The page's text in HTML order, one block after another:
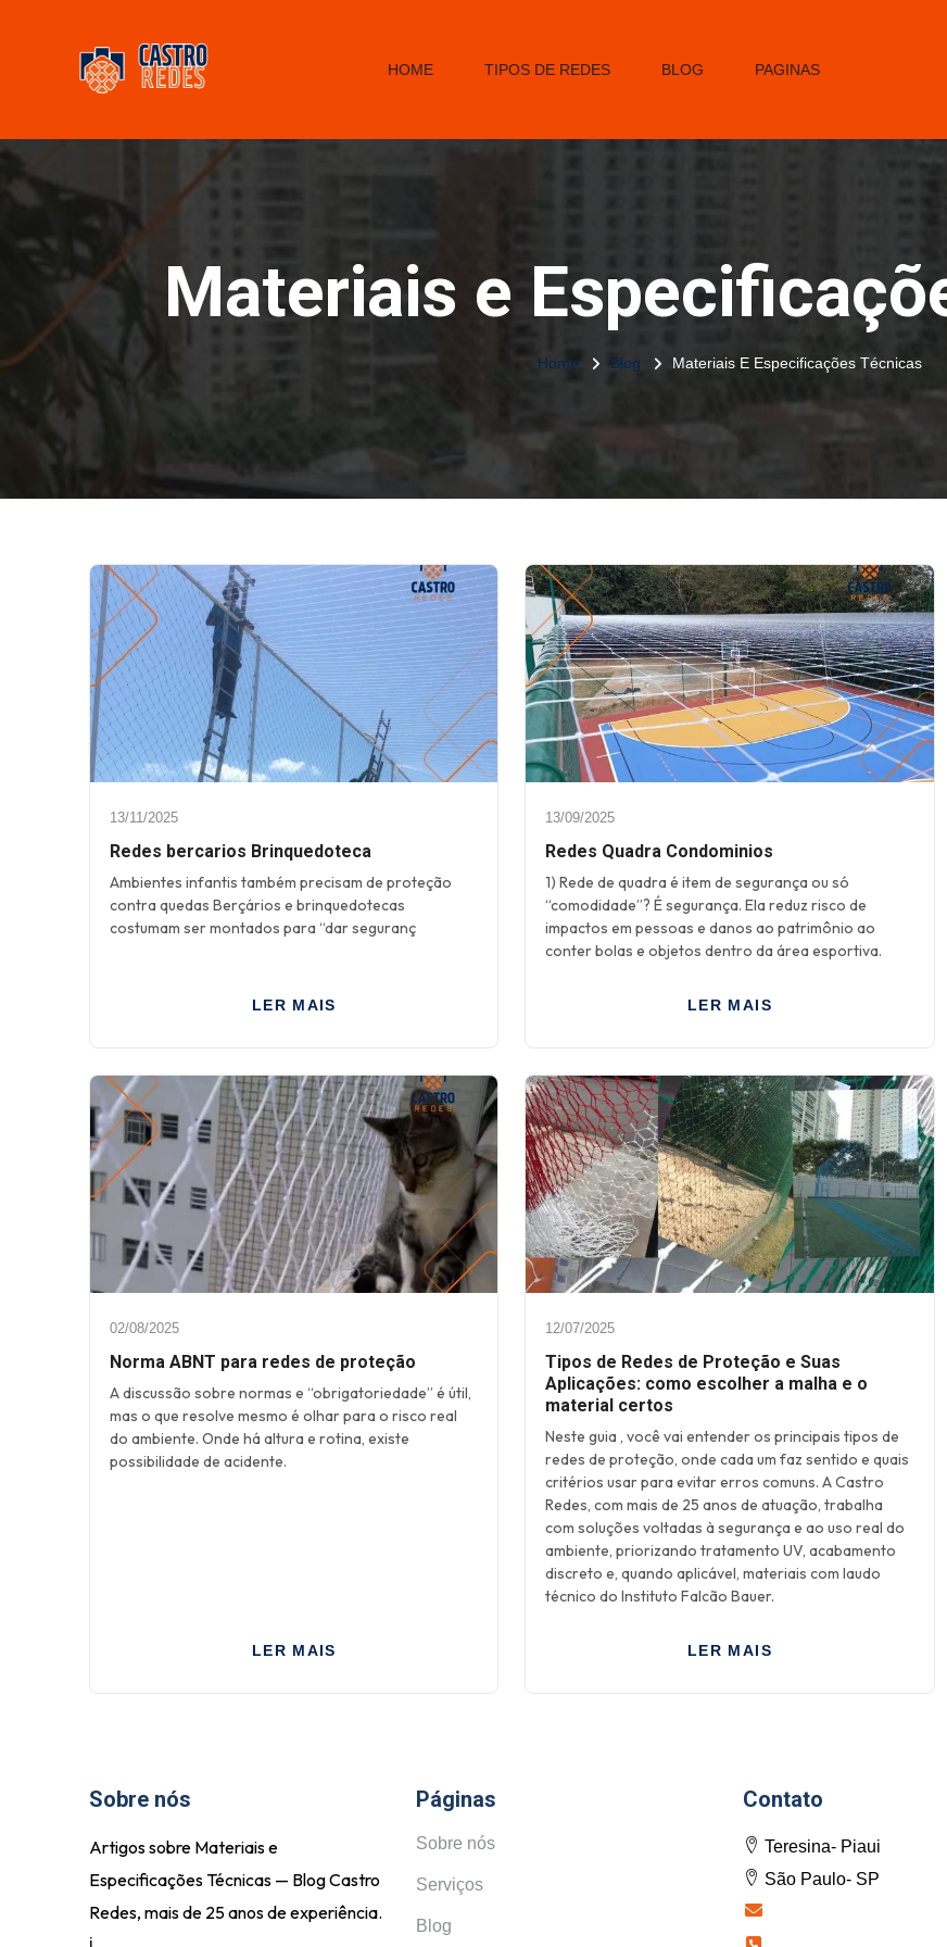
HOME TIPOS DE REDES BLOG PAGINAS
Materiais e
Home Blog Materiais E Especificações Técnicas
13/11/2025
Redes bercarios Brinquedoteca
Ambientes infantis também precisam de proteção
contra quedas Berçários e brinquedotecas
costumam ser montados para “dar seguranç
LER MAIS
13/09/2025
Redes Quadra Condominios
1) Rede de quadra é item de segurança ou só
“comodidade”? É segurança. Ela reduz risco de
impactos em pessoas e danos ao patrimônio ao
conter bolas e objetos dentro da área esportiva.
LER MAIS
02/08/2025
Norma ABNT para redes de proteção
A discussão sobre normas e “obrigatoriedade” é útil,
mas o que resolve mesmo é olhar para o risco real
do ambiente. Onde há altura e rotina, existe
possibilidade de acidente.
LER MAIS
12/07/2025
Tipos de Redes de Proteção e Suas
Aplicações: como escolher a malha e o
material certos
Neste guia , você vai entender os principais tipos de
redes de proteção, onde cada um faz sentido e quais
critérios usar para evitar erros comuns. A Castro
Redes, com mais de 25 anos de atuação, trabalha
com soluções voltadas à segurança e ao uso real do
ambiente, priorizando tratamento UV, acabamento
discreto e, quando aplicável, materiais com laudo
técnico do Instituto Falcão Bauer.
LER MAIS
Sobre nós
Artigos sobre Materiais e
Especificações Técnicas — Blog Castro
Redes, mais de 25 anos de experiência.
Páginas
Sobre nós
Serviços
Blog
Contato
Teresina- Piaui
São Paulo- SP